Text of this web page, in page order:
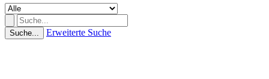
Suche... Erweiterte Suche